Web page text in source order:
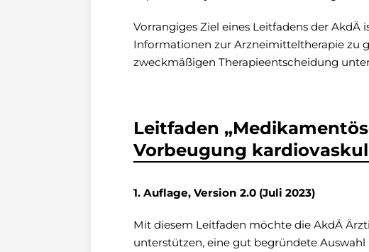
Vorrangiges Ziel eines Leitfadens der
Informationen zur Arzneimitteltherapie zu
zweckmäßigen Therapieentscheidung
Leitfaden
Vorbeugung
1. Auflage, Version 2.0 (Juli 2023)
Mit diesem Leitfaden möchte die AkdÄ
unterstützen, eine gut begründete Auswahl